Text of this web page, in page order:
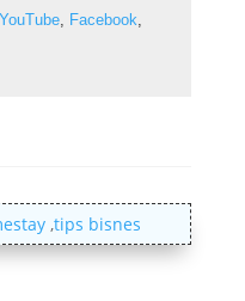
YouTube, Facebook,
,tips bisnes